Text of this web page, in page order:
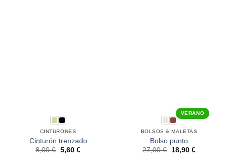
CINTURONES
Cinturón trenzado
8,00€ 5,60 €
VERANO
BOLSOS & MALETAS
Bolso punto
27,00€ 18,90 €